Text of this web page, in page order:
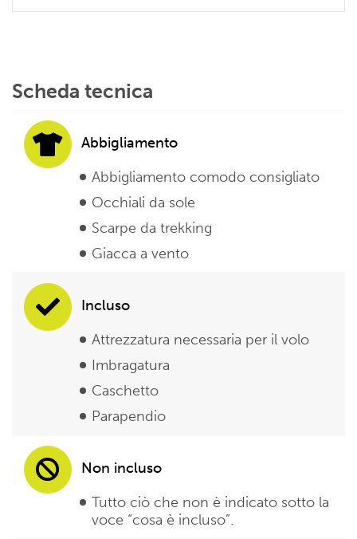
Scheda tecnica
Abbigliamento
Abbigliamento comodo consigliato
Occhiali da sole
Scarpe da trekking
Giacca a vento
Incluso
Attrezzatura necessaria per il volo
Imbragatura
Caschetto
Parapendio
Non incluso
Tutto ciò che non è indicato sotto la
voce “cosa è incluso”.